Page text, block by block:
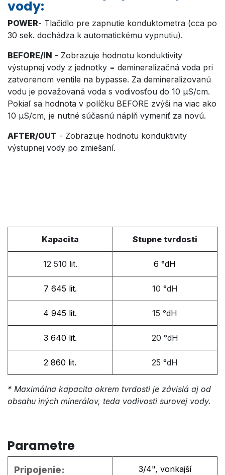
vody:
POWER- Tlačidlo pre zapnutie konduktometra (cca po
30 sek. dochádza k automatickému vypnutiu).
BEFORE/IN - Zobrazuje hodnotu konduktivity
výstupnej vody z jednotky = demineralizačná voda pri
zatvorenom ventile na bypasse. Za demineralizovanú
vodu je považovaná voda s vodivosťou do 10 µS/cm.
Pokiaľ sa hodnota v políčku BEFORE zvýši na viac ako
10 µS/cm, je nutné súčasnú náplň vymeniť za novú.
AFTER/OUT - Zobrazuje hodnotu konduktivity
výstupnej vody po zmiešaní.
Kapacita Stupne tvrdosti
12 510 lit. 6 °dH
7 645 lit. 10 °dH
4 945 lit. 15 °dH
3 640 lit. 20 °dH
2 860 lit. 25 °dH
* Maximálna kapacita okrem tvrdosti je závislá aj od
obsahu iných minerálov, teda vodivosti surovej vody.
Parametre
Pripojenie: 3/4", vonkajší